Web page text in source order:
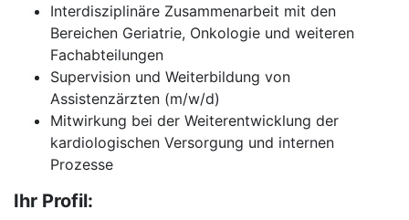
Interdisziplinäre Zusammenarbeit mit den
Bereichen Geriatrie, Onkologie und weiteren
Fachabteilungen
Supervision und Weiterbildung von
Assistenzärzten (m/w/d)
Mitwirkung bei der Weiterentwicklung der
kardiologischen Versorgung und internen
Prozesse
Ihr Profil: